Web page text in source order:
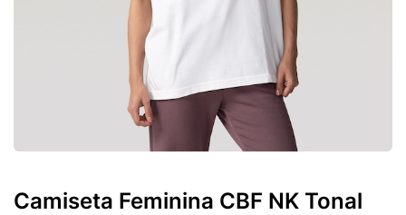
Camiseta Feminina CBF NK Tonal